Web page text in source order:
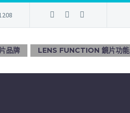
品牌 LENS FUNCTION 鏡片功能